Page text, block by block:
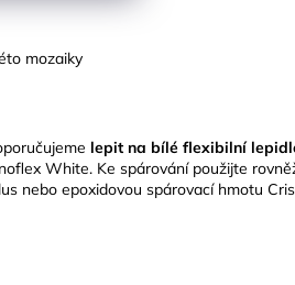
mozaiky
lepit na bílé flexibilní
White. Ke spárování použijte
nebo epoxidovou spárovací hmotu